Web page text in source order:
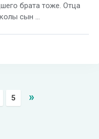
брата тоже. Отца
сын ...
5 »